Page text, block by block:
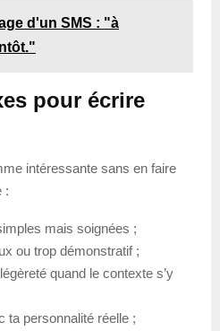
d'un SMS : "à
pour écrire
intéressante sans en faire
:
mais soignées ;
ou trop démonstratif ;
quand le contexte s’y
ta personnalité réelle ;